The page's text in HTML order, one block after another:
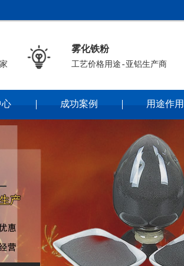
雾化铁粉
工艺价格用途-亚铝生产商
心 成功案例 用途作用